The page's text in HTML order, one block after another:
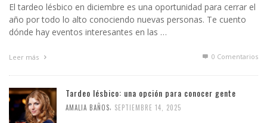
El tardeo lésbico en diciembre es una oportunidad para cerrar el
año por todo lo alto conociendo nuevas personas. Te cuento
dónde hay eventos interesantes en las …
Leer más 0 Comentarios
Tardeo lésbico: una opción para conocer gente
AMALIA BAÑOS SEPTIEMBRE 14, 2025